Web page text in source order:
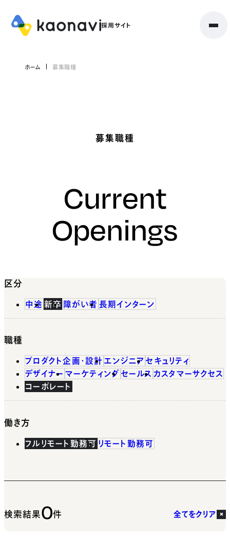
ホーム 募集職種
募集職種
Current
Openings
区分
中途 新卒 障がい者 長期インターン
職種
プロダクト企画・設計 エンジニア セキュリティ
デザイナー マーケティング セールス カスタマーサクセス
コーポレート
働き方
フルリモート勤務可 リモート勤務可
検索結果0件 全てをクリア